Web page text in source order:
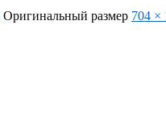
Оригинальный размер 704 ×